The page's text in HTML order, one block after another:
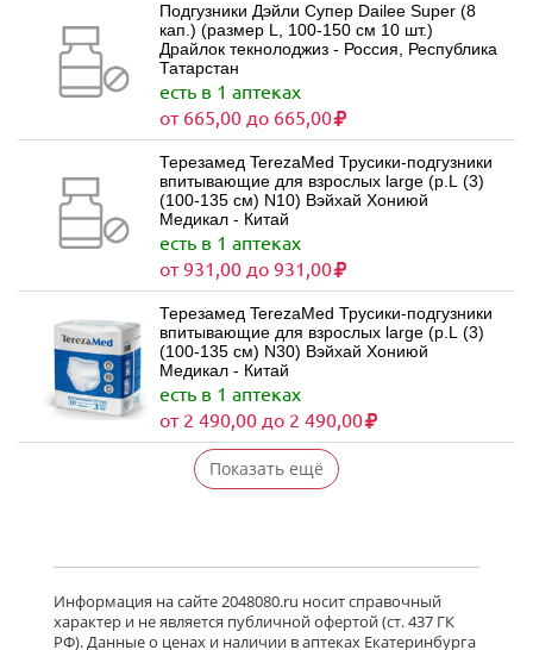
Подгузники Дэйли Супер Dailee Super (8
кап.) (размер L, 100-150 см 10 шт.)
Драйлок текнолоджиз - Россия, Республика
Татарстан
есть в 1 аптеках
от 665,00 до 665,00
Терезамед TerezaMed Трусики-подгузники
впитывающие для взрослых large (р.L (3)
(100-135 см) N10) Вэйхай Хониюй
Медикал - Китай
есть в 1 аптеках
от 931,00 до 931,00
Терезамед TerezaMed Трусики-подгузники
впитывающие для взрослых large (р.L (3)
(100-135 см) N30) Вэйхай Хониюй
Медикал - Китай
есть в 1 аптеках
от 2 490,00 до 2 490,00
Показать ещё
Информация на сайте 2048080.ru носит справочный
характер и не является публичной офертой (ст. 437 ГК
РФ). Данные о ценах и наличии в аптеках Екатеринбурга